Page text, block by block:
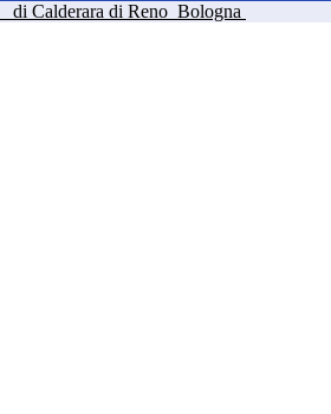
di Calderara di Reno Bologna